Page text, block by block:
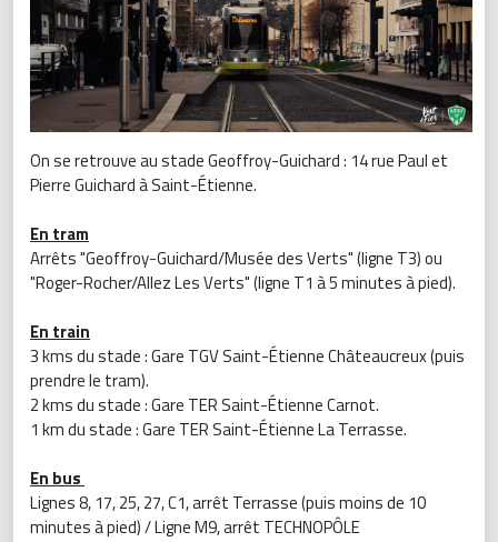
On se retrouve au stade Geoffroy-Guichard : 14 rue Paul et
Pierre Guichard à Saint-Étienne.
En tram
Arrêts "Geoffroy-Guichard/Musée des Verts" (ligne T3) ou
"Roger-Rocher/Allez Les Verts" (ligne T1 à 5 minutes à pied).
En train
3 kms du stade : Gare TGV Saint-Étienne Châteaucreux (puis
prendre le tram).
2 kms du stade : Gare TER Saint-Étienne Carnot.
1 km du stade : Gare TER Saint-Étienne La Terrasse.
En bus
Lignes 8, 17, 25, 27, C1, arrêt Terrasse (puis moins de 10
minutes à pied) / Ligne M9, arrêt TECHNOPÔLE